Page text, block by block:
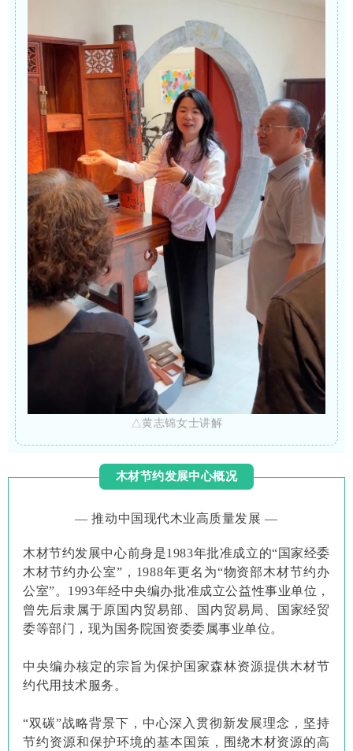
△黄志锦女士讲解
木材节约发展中心概况
— 推动中国现代木业高质量发展 —
木材节约发展中心前身是1983年批准成立的“国家经委
木材节约办公室”，1988年更名为“物资部木材节约办
公室”。 1993年经中央编办批准成立公益性事业单位，
曾先后隶属于原国内贸易部、国内贸易局、国家经贸
委等部门，现为国务院国资委委属事业单位。
中央编办核定的宗旨为保护国家森林资源提供木材节
约代用技术服务。
“双碳”战略背景下，中心深入贯彻新发展理念，坚持
节约资源和保护环境的基本国策，围绕木材资源的高